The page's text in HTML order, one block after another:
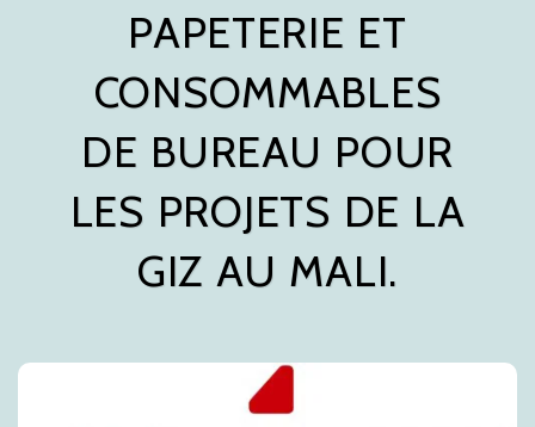
PAPETERIE ET
CONSOMMABLES
DE BUREAU POUR
LES PROJETS DE LA
GIZ AU MALI.